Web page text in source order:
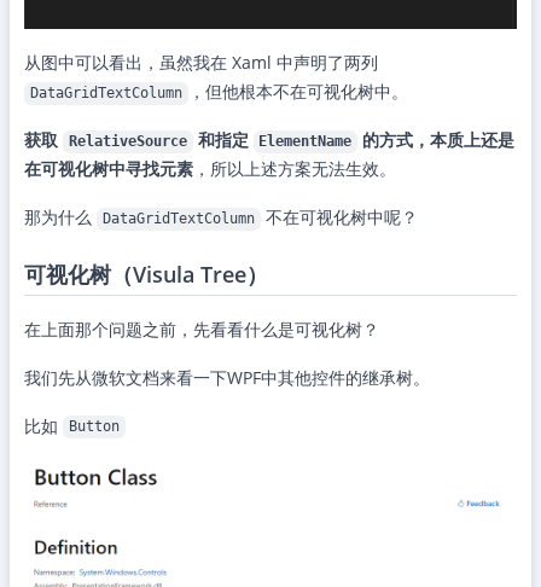
从图中可以看出，虽然我在 Xaml 中声明了两列
DataGridTextColumn ，但他根本不在可视化树中。
获取 RelativeSource 和指定 ElementName
的方式，本质上还是
在可视化树中寻找元素 ，所以上述方案无法生效。
那为什么 DataGridTextColumn 不在可视化树中呢？
可视化树（Visula Tree）
在上面那个问题之前，先看看什么是可视化树？
我们先从微软文档来看一下WPF中其他控件的继承树。
比如 Button